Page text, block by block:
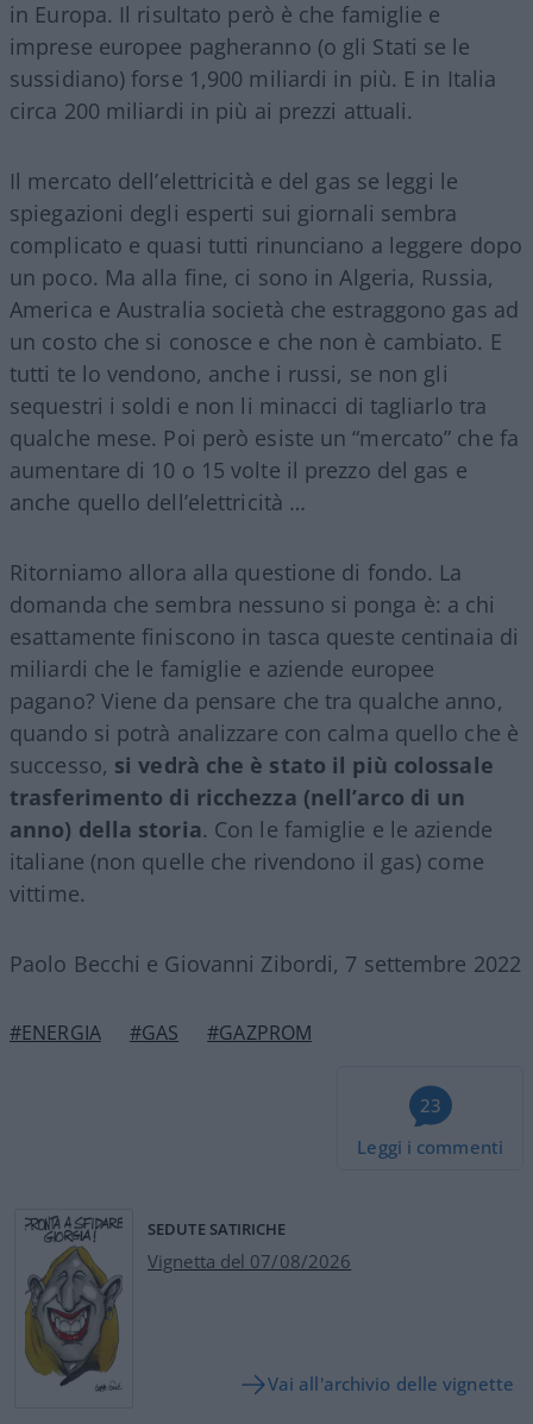
in Europa. Il risultato però è che famiglie e
imprese europee pagheranno (o gli Stati se le
sussidiano) forse 1,900 miliardi in più. E in Italia
circa 200 miliardi in più ai prezzi attuali.
Il mercato dell’elettricità e del gas se leggi le
spiegazioni degli esperti sui giornali sembra
complicato e quasi tutti rinunciano a leggere dopo
un poco. Ma alla fine, ci sono in Algeria, Russia,
America e Australia società che estraggono gas ad
un costo che si conosce e che non è cambiato. E
tutti te lo vendono, anche i russi, se non gli
sequestri i soldi e non li minacci di tagliarlo tra
qualche mese. Poi però esiste un “mercato” che fa
aumentare di 10 o 15 volte il prezzo del gas e
anche quello dell’elettricità …
Ritorniamo allora alla questione di fondo. La
domanda che sembra nessuno si ponga è: a chi
esattamente finiscono in tasca queste centinaia di
miliardi che le famiglie e aziende europee
pagano? Viene da pensare che tra qualche anno,
quando si potrà analizzare con calma quello che è
successo, si vedrà che è stato il più colossale
trasferimento di ricchezza (nell’arco di un
anno) della storia. Con le famiglie e le aziende
italiane (non quelle che rivendono il gas) come
vittime.
Paolo Becchi e Giovanni Zibordi, 7 settembre 2022
#ENERGIA #GAS #GAZPROM
23
Leggi i commenti
SEDUTE SATIRICHE
Vignetta del 07/08/2026
Vai all'archivio delle vignette